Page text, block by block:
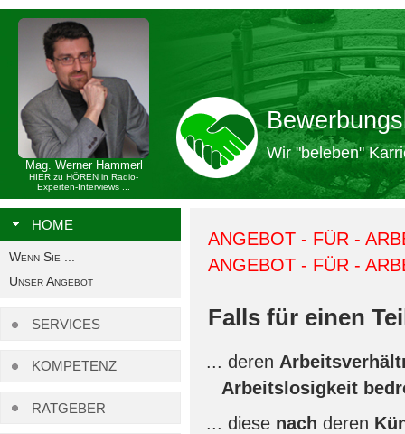
Mag. Werner Hammerl
HIER zu HÖREN in Radio-
Experten-Interviews ...
Wir "beleben"
HOME
Wenn Sie ...
Unser Angebot
SERVICES
KOMPETENZ
RATGEBER
ANGEBOT - FÜR -
ANGEBOT - FÜR -
Falls für einen
deren
Arbeitslosigkeit
diese nach deren